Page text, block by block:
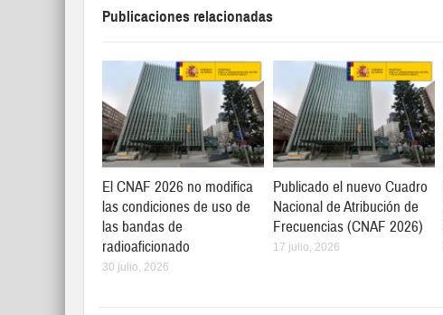
Publicaciones relacionadas
El CNAF 2026 no modifica
las condiciones de uso de
las bandas de
radioaficionado
30 julio, 2026
Publicado el nuevo Cuadro
Nacional de Atribución de
Frecuencias (CNAF 2026)
17 julio, 2026